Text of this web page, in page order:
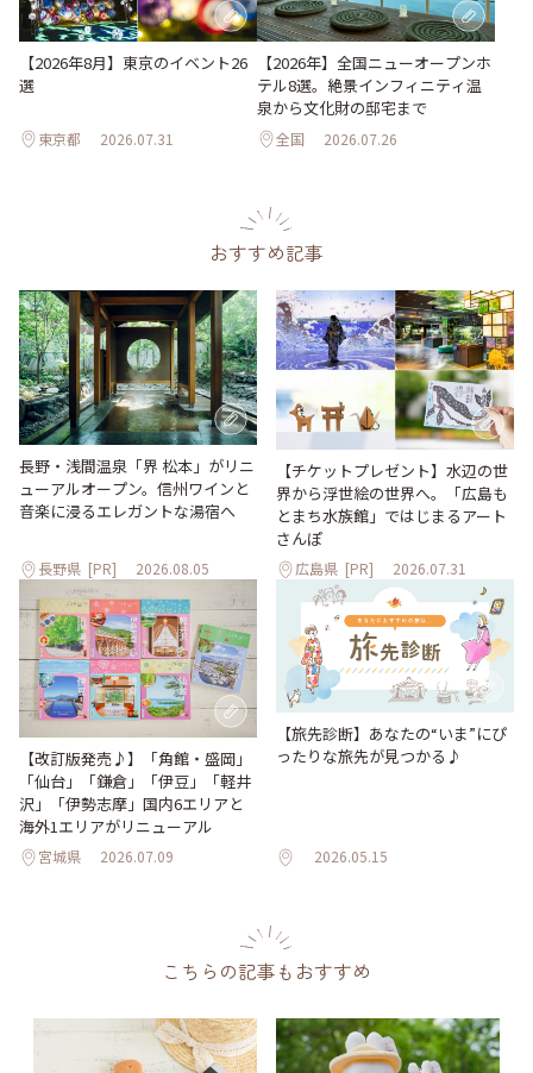
【2026年8月】東京のイベント26
選
東京都 2026.07.31
【2026年】全国ニューオープンホ
テル8選。絶景インフィニティ温
泉から文化財の邸宅まで
全国 2026.07.26
おすすめ記事
長野・浅間温泉「界 松本」がリニ
ューアルオープン。信州ワインと
音楽に浸るエレガントな湯宿へ
長野県 [PR] 2026.08.05
【チケットプレゼント】水辺の世
界から浮世絵の世界へ。「広島も
とまち水族館」ではじまるアート
さんぽ
広島県 [PR] 2026.07.31
【改訂版発売♪】「角館・盛岡」
「仙台」「鎌倉」「伊豆」「軽井
沢」「伊勢志摩」国内6エリアと
海外1エリアがリニューアル
宮城県 2026.07.09
【旅先診断】あなたの“いま”にぴ
ったりな旅先が見つかる♪
2026.05.15
こちらの記事もおすすめ